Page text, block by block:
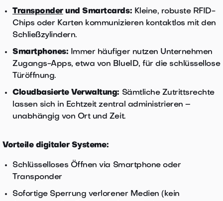
Transponderund Smartcards: Kleine, robuste RFID-
Chips oder Karten kommunizieren kontaktlos mit den
Schließzylindern.
Smartphones: Immer häufiger nutzen Unternehmen
Zugangs-Apps, etwa von BlueID, für die schlüssellose
Türöffnung.
Cloudbasierte Verwaltung: Sämtliche Zutrittsrechte
lassen sich in Echtzeit zentral administrieren –
unabhängig von Ort und Zeit.
Vorteile digitaler Systeme:
Schlüsselloses Öffnen via Smartphone oder
Transponder
Sofortige Sperrung verlorener Medien (kein